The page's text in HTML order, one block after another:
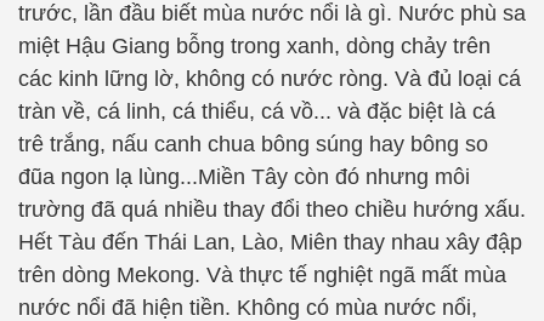
trước, lần đầu biết mùa nước nổi là gì. Nước phù sa
miệt Hậu Giang bỗng trong xanh, dòng chảy trên
các kinh lững lờ, không có nước ròng. Và đủ loại cá
tràn về, cá linh, cá thiểu, cá vồ... và đặc biệt là cá
trê trắng, nấu canh chua bông súng hay bông so
đũa ngon lạ lùng...Miền Tây còn đó nhưng môi
trường đã quá nhiều thay đổi theo chiều hướng xấu.
Hết Tàu đến Thái Lan, Lào, Miên thay nhau xây đập
trên dòng Mekong. Và thực tế nghiệt ngã mất mùa
nước nổi đã hiện tiền. Không có mùa nước nổi,